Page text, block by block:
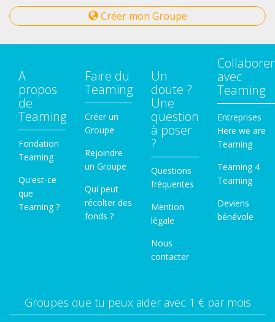
Créer mon Groupe
A
propos
de
Teaming
Fondation
Teaming
Qu'est-ce
que
Teaming ?
Faire du
Teaming
Créer un
Groupe
Rejoindre
un Groupe
Qui peut
récolter des
fonds ?
Un
doute ?
Une
question
à poser
?
Questions
fréquentes
Mention
légale
Nous
contacter
Collaborer
avec
Teaming
Entreprises
Here we are
Teaming
Teaming 4
Teaming
Deviens
bénévole
Groupes que tu peux aider avec 1 € par mois